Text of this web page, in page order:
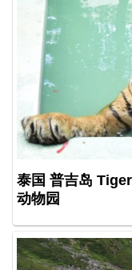
泰国 普吉岛
动物园